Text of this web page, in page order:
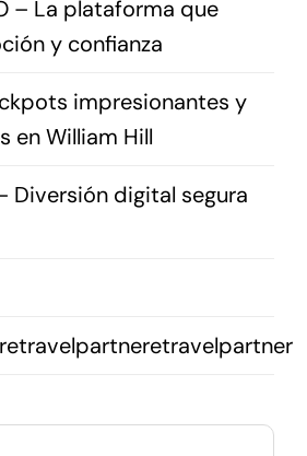
– La plataforma que
y confianza
impresionantes y
en William Hill
Diversión digital segura